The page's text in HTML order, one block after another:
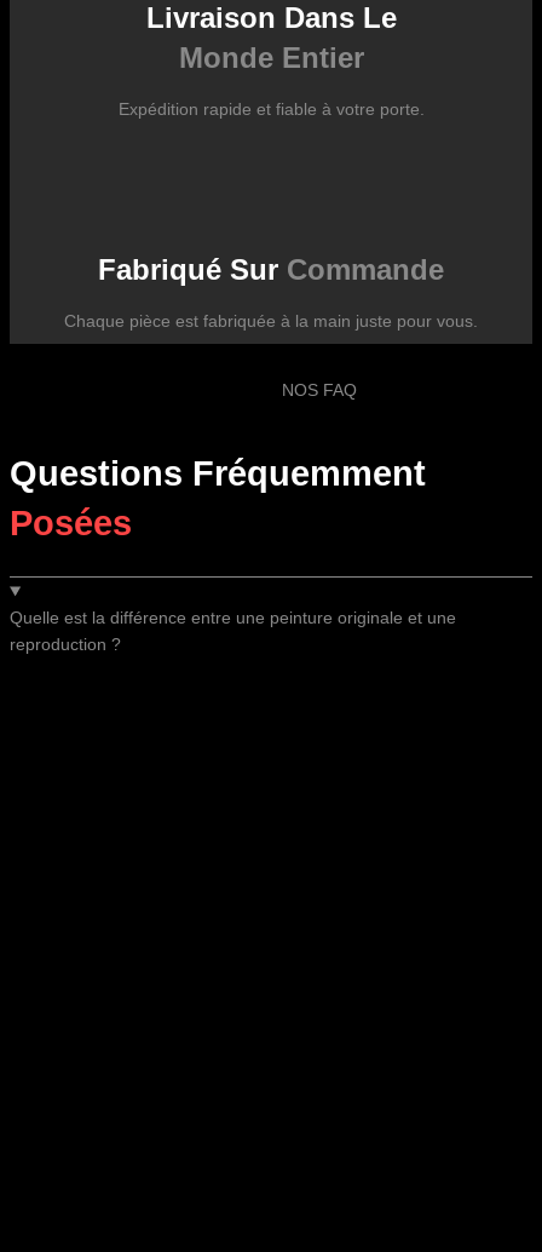
Livraison Dans Le
Monde Entier
Expédition rapide et fiable à votre porte.
Fabriqué Sur Commande
Chaque pièce est fabriquée à la main juste pour vous.
NOS FAQ
Questions Fréquemment
Posées
Quelle est la différence entre une peinture originale et une
reproduction ?